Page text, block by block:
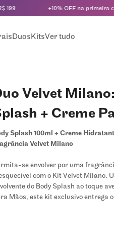
+10% OFF na primeira
Duos KitsVer tudo
Velvet
+ Creme
Splash 100ml + Creme
Velvet Milano
se envolver por uma
com o Kit Velvet Milano.
do Body Splash ao toque
Mãos, este kit exclusivo entrega
de alta performance e